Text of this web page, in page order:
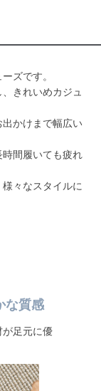
ズです。
きれいめカジュ
かけまで幅広い
間履いても疲れ
々なスタイルに
な質感
足元に優